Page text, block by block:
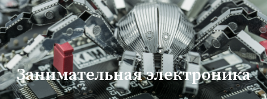
Занимательная электроника